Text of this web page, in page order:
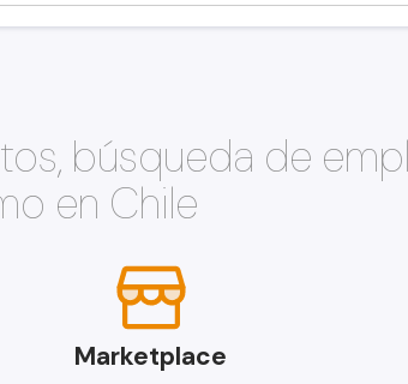
búsqueda de
en Chile
Marketplace